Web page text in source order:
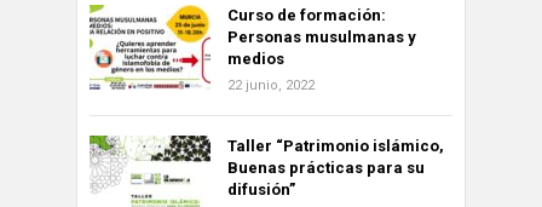
Curso de formación:
Personas musulmanas y
medios
22 junio, 2022
Taller “Patrimonio islámico,
Buenas prácticas para su
difusión”